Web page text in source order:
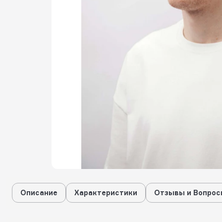
Описание Характеристики Отзывы и